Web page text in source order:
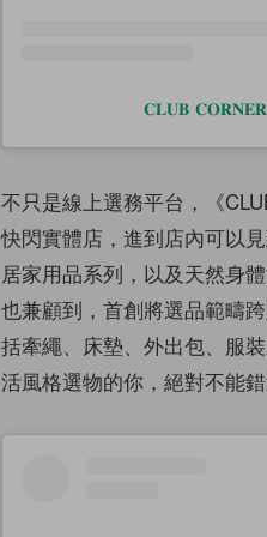
𝐂𝐋𝐔𝐁 𝐂𝐎𝐑𝐍𝐄𝐑
不只是線上選務平台，《
快閃實體店，進到店內可以
居家用品系列，以及天然身
也兼顧到，首創將選品範疇
括牽繩、床墊、外出包、服
活風格選物的你，絕對不能